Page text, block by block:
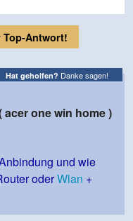
Top-Antwort!
Hat geholfen? Danke sagen!
one win home )
und wie
oderWlan +